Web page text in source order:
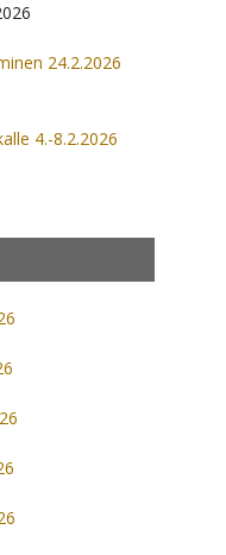
24.2.2026
4.-8.2.2026